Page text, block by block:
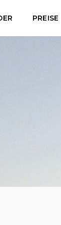
PREISE